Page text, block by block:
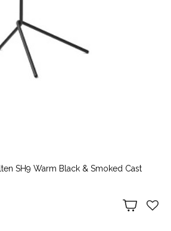
SH9 Warm Black & Smoked Cast